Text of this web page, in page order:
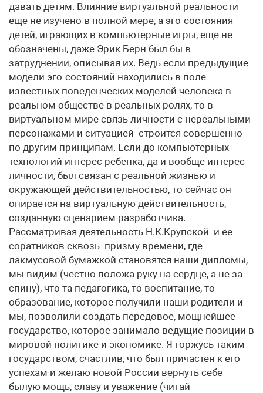
давать детям. Влияние виртуальной реальности
еще не изучено в полной мере, а эго-состояния
детей, играющих в компьютерные игры, еще не
обозначены, даже Эрик Берн был бы в
затруднении, описывая их. Ведь если предыдущие
модели эго-состояний находились в поле
известных поведенческих моделей человека в
реальном обществе в реальных ролях, то в
виртуальном мире связь личности с нереальными
персонажами и ситуацией строится совершенно
по другим принципам. Если до компьютерных
технологий интерес ребенка, да и вообще интерес
личности, был связан с реальной жизнью и
окружающей действительностью, то сейчас он
опирается на виртуальную действительность,
созданную сценарием разработчика.
Рассматривая деятельность Н.К.Крупской и ее
соратников сквозь призму времени, где
лакмусовой бумажкой становятся наши дипломы,
мы видим (честно положа руку на сердце, а не за
спину), что та педагогика, то воспитание, то
образование, которое получили наши родители и
мы, позволили создать передовое, мощнейшее
государство, которое занимало ведущие позиции в
мировой политике и экономике. Я горжусь таким
государством, счастлив, что был причастен к его
успехам и желаю новой России вернуть себе
былую мощь, славу и уважение (читай